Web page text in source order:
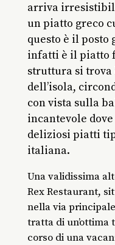
arriva
un piatto greco
questo è il posto
infatti è il piatto
struttura si
dell’isola,
con vista sulla
incantevole
deliziosi piatti
italiana.
Una validissima
Rex Restaurant,
nella via
tratta di un’ottima
corso di una